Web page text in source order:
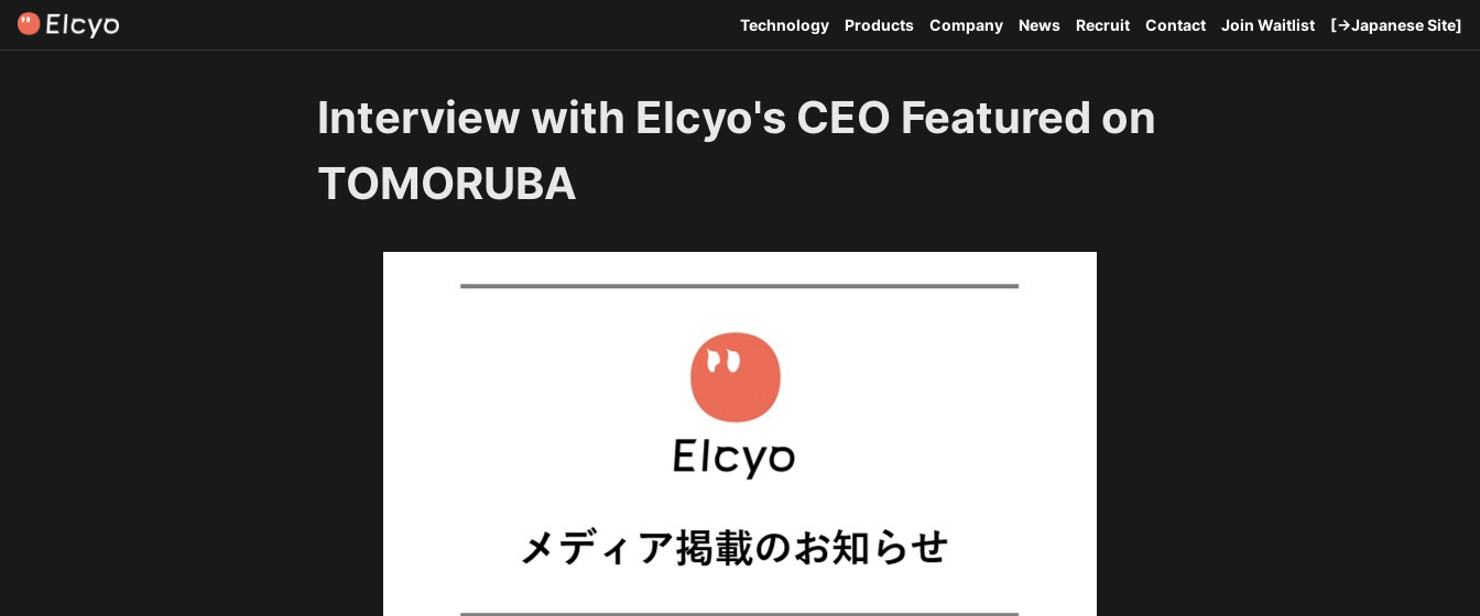
Technology Products Company News Recruit Contact Join Waitlist [→Japanese Site]
Interview with Elcyo's CEO Featured on
TOMORUBA